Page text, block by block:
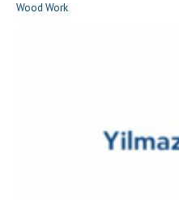
Wood Work